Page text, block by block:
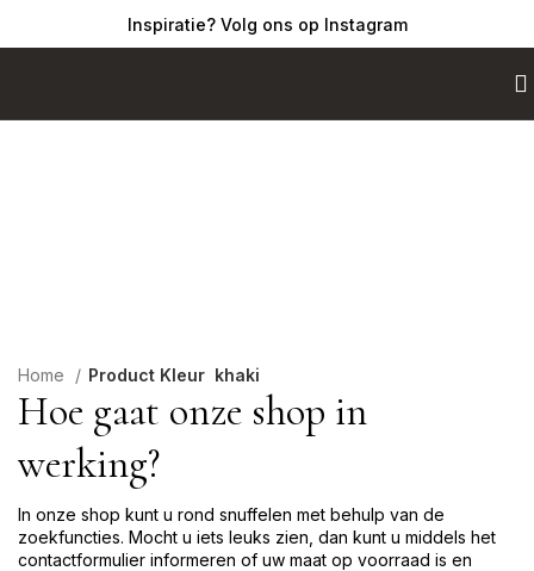
Inspiratie? Volg ons op Instagram
Home Product Kleur khaki
Hoe gaat onze shop in
werking?
In onze shop kunt u rond snuffelen met behulp van de
zoekfuncties. Mocht u iets leuks zien, dan kunt u middels het
contactformulier informeren of uw maat op voorraad is en